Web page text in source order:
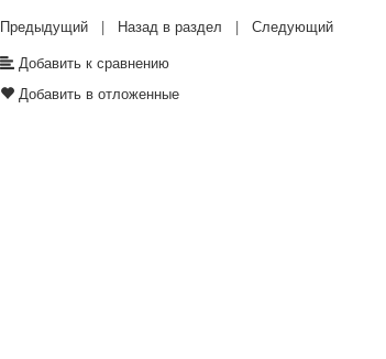
Предыдущий | Назад в раздел | Следующий
Добавить к сравнению
Добавить в отложенные